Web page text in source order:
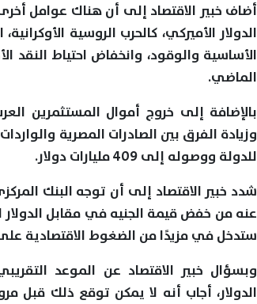
أضاف خبير الاقتصاد إلى أن هناك عوامل
الدولار الأميركي، كالحرب الروسية
الماضي.
للدولة ووصوله إلى 409 مليارات دولار.
شدد خبير الاقتصاد إلى أن توجه البنك
عنه من خفض قيمة الجنيه في مقابل الدولار
ستدخل في مزيدًا من الضغوط الاقتصادية
وبسؤال خبير الاقتصاد عن الموعد
الدولار، أجاب أنه لا يمكن توقع ذلك قبل